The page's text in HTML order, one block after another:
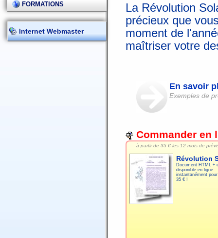
FORMATIONS
Internet Webmaster
La Révolution
précieux que
moment de
maîtriser votre
En savoir
Exemples de
Commander en
à partir de 35 € les 12 mois de
Révolution
Document HTML +
disponible en ligne
instantanément
35 € !